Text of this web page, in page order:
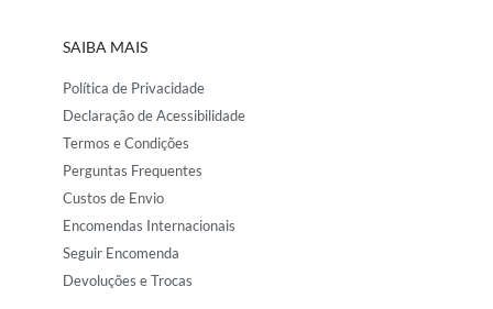
SAIBA MAIS
Política de Privacidade
Declaração de Acessibilidade
Termos e Condições
Perguntas Frequentes
Custos de Envio
Encomendas Internacionais
Seguir Encomenda
Devoluções e Trocas